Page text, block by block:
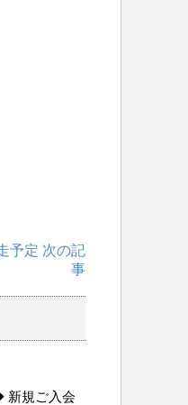
予定 次の記
事
新規ご入会